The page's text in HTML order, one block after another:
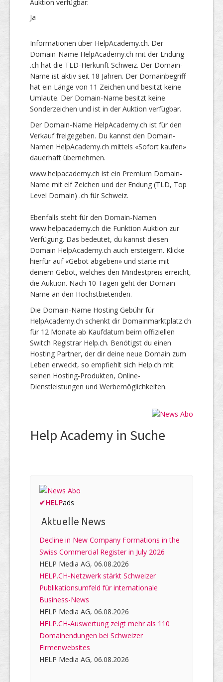
Auktion verfügbar:
Ja
Informationen über HelpAcademy.ch. Der
Domain-Name HelpAcademy.ch mit der Endung
.ch hat die TLD-Herkunft Schweiz. Der Domain-
Name ist aktiv seit 18 Jahren. Der Domainbegriff
hat ein Länge von 11 Zeichen und besitzt keine
Umlaute. Der Domain-Name besitzt keine
Sonderzeichen und ist in der Auktion verfügbar.
Der Domain-Name HelpAcademy.ch ist für den
Verkauf freigegeben. Du kannst den Domain-
Namen HelpAcademy.ch mittels «Sofort kaufen»
dauerhaft übernehmen.
www.helpacademy.ch ist ein Premium Domain-
Name mit elf Zeichen und der Endung (TLD, Top
Level Domain) .ch für Schweiz.
Ebenfalls steht für den Domain-Namen
www.helpacademy.ch die Funktion Auktion zur
Verfügung. Das bedeutet, du kannst diesen
Domain HelpAcademy.ch auch ersteigern. Klicke
hierfür auf «Gebot abgeben» und starte mit
deinem Gebot, welches den Mindestpreis erreicht,
die Auktion. Nach 10 Tagen geht der Domain-
Name an den Höchstbietenden.
Die Domain-Name Hosting Gebühr für
HelpAcademy.ch schenkt dir Domainmarktplatz.ch
für 12 Monate ab Kaufdatum beim offiziellen
Switch Registrar Help.ch. Benötigst du einen
Hosting Partner, der dir deine neue Domain zum
Leben erweckt, so empfiehlt sich Help.ch mit
seinen Hosting-Produkten, Online-
Dienstleistungen und Werbemöglichkeiten.
Help Academy in Suche
✔HELPads
Aktuelle News
Decline in New Company Formations in the
Swiss Commercial Register in July 2026
HELP Media AG, 06.08.2026
HELP.CH-Netzwerk stärkt Schweizer
Publikationsumfeld für internationale
Business-News
HELP Media AG, 06.08.2026
HELP.CH-Auswertung zeigt mehr als 110
Domainendungen bei Schweizer
Firmenwebsites
HELP Media AG, 06.08.2026